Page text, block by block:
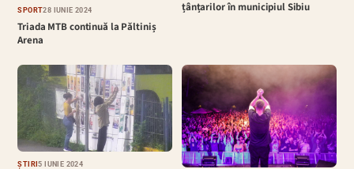
SPORT28 IUNIE 2024
Triada MTB continuă la Păltiniș
Arena
țânțarilor în municipiul Sibiu
ȘTIRI5 IUNIE 2024